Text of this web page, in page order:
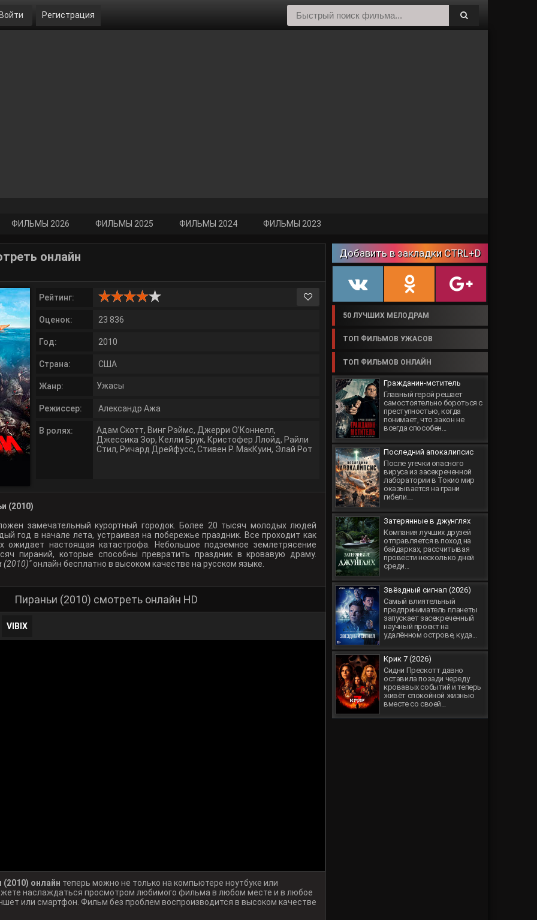
Войти Регистрация
ФИЛЬМЫ 2026 ФИЛЬМЫ 2025 ФИЛЬМЫ 2024 ФИЛЬМЫ 2023
Добавить в закладки CTRL+D
50 ЛУЧШИХ МЕЛОДРАМ
ТОП ФИЛЬМОВ УЖАСОВ
ТОП ФИЛЬМОВ ОНЛАЙН
Гражданин-мститель
Главный герой решает
самостоятельно бороться с
преступностью, когда
понимает, что закон не
всегда способен...
Последний апокалипсис
После утечки опасного
вируса из засекреченной
лаборатории в Токио мир
оказывается на грани
гибели....
Затерянные в джунглях
Компания лучших друзей
отправляется в поход на
байдарках, рассчитывая
провести несколько дней
среди...
Звёздный сигнал (2026)
Самый влиятельный
предприниматель планеты
запускает засекреченный
научный проект на
удалённом острове, куда...
Крик 7 (2026)
Сидни Прескотт давно
оставила позади череду
кровавых событий и теперь
живёт спокойной жизнью
вместе со своей...
онлайн
Рейтинг:
Оценок: 23 836
Год: 2010
Страна: США
Жанр: Ужасы
Режиссер: Александр Ажа
В ролях: Адам Скотт, Винг Рэймс, Джерри О’Коннелл,
Джессика Зор, Келли Брук, Кристофер Ллойд, Райли
Стил, Ричард Дрейфусс, Стивен Р. МакКуин, Элай Рот
(2010)
замечательный курортный городок. Более 20 тысяч молодых людей
год в начале лета, устраивая на побережье праздник. Все проходит как
ожидает настоящая катастрофа. Небольшое подземное землетрясение
пираний, которые способны превратить праздник в кровавую драму.
(2010)"онлайн бесплатно в высоком качестве на русском языке.
Пираньи (2010) смотреть онлайн HD
VIBIX
онлайн теперь можно не только на компьютере ноутбуке или
наслаждаться просмотром любимого фильма в любом месте и в любое
или смартфон. Фильм без проблем воспроизводится в высоком качестве